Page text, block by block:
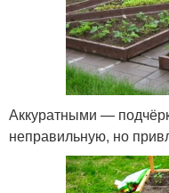
Аккуратными —
неправильную, но